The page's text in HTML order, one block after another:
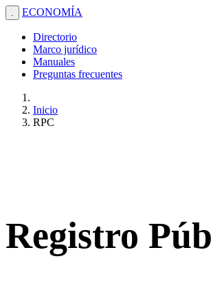
. ECONOMÍA
Directorio
Marco jurídico
Manuales
Preguntas frecuentes
Inicio
RPC
Registro